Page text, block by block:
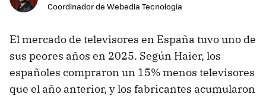
Coordinador de Webedia Tecnología
El mercado de televisores en España tuvo uno de
sus peores años en 2025. Según Haier, los
españoles compraron un 15% menos televisores
que el año anterior, y los fabricantes acumularon